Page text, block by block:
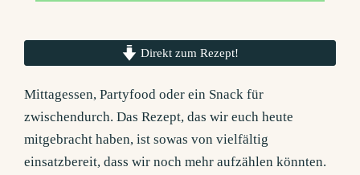
Direkt zum Rezept!
Mittagessen, Partyfood oder ein Snack für
zwischendurch. Das Rezept, das wir euch heute
mitgebracht haben, ist sowas von vielfältig
einsatzbereit, dass wir noch mehr aufzählen könnten.